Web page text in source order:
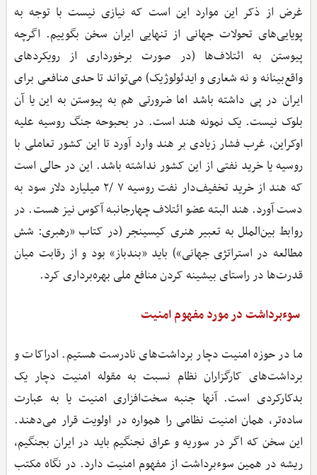
غرض از ذکر این موارد این است که نیازی نیست با توجه به
پویایی‌های تحولات جهانی از تنهایی ایران سخن بگوییم. اگرچه
پیوستن به ائتلاف‌ها (در صورت برخورداری از رویکردهای
واقع‌بینانه و نه شعاری و ایدئولوژیک) می‌تواند تا حدی منافعی برای
ایران در پی داشته باشد اما ضرورتی هم به پیوستن به این یا آن
بلوک نیست. یک نمونه هند است. در بحبوحه جنگ روسیه علیه
اوکراین، غرب فشار زیادی بر هند وارد آورد تا این کشور تعاملی با
روسیه یا خرید نفتی از این کشور نداشته باشد. این در حالی است
که هند از خرید تخفیف‌دار نفت روسیه ۷ /۲ میلیارد دلار سود به
دست آورد. هند البته عضو ائتلاف چهارجانبه آکوس نیز هست. در
روابط بین‌الملل به تعبیر هنری کیسینجر (در کتاب «رهبری: شش
مطالعه در استراتژی جهانی») باید «بندباز» بود و از رقابت میان
قدرت‌ها در راستای بیشینه کردن منافع ملی بهره‌برداری کرد.
سوءبرداشت در مورد مفهوم امنیت
ما در حوزه امنیت دچار برداشت‌های نادرست هستیم. ادراکات و
برداشت‌های کارگزاران نظام نسبت به مقوله امنیت دچار یک
بدکارکردی است. آنها جنبه سخت‌افزاری امنیت یا به عبارت
ساده‌تر، همان امنیت نظامی را همواره در اولویت قرار می‌دهند.
این سخن که اگر در سوریه و عراق نجنگیم باید در ایران بجنگیم،
ریشه در همین سوءبرداشت از مفهوم امنیت دارد. در نگاه مکتب